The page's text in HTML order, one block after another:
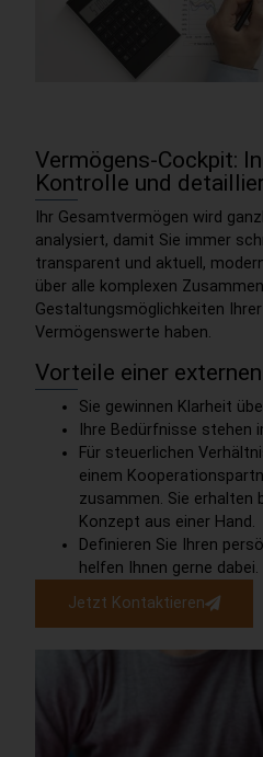
Vermögens-Cockpit:
Kontrolle und
Ihr Gesamtvermögen wird
analysiert, damit Sie immer
transparent und aktuell,
über alle komplexen
Gestaltungsmöglichkeiten
Vermögenswerte haben.
Vorteile einer
Sie gewinnen Klarheit
Ihre Bedürfnisse stehen
Für steuerlichen
einem
zusammen. Sie erhalten
Konzept aus einer Hand.
Definieren Sie Ihren
helfen Ihnen gerne dabei.
Jetzt Kontaktieren